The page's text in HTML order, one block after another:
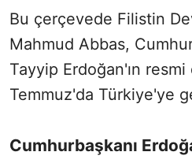
Bu çerçevede Filistin
Mahmud Abbas,
Tayyip Erdoğan'ın
Temmuz'da Türkiye'ye
Cumhurbaşkanı